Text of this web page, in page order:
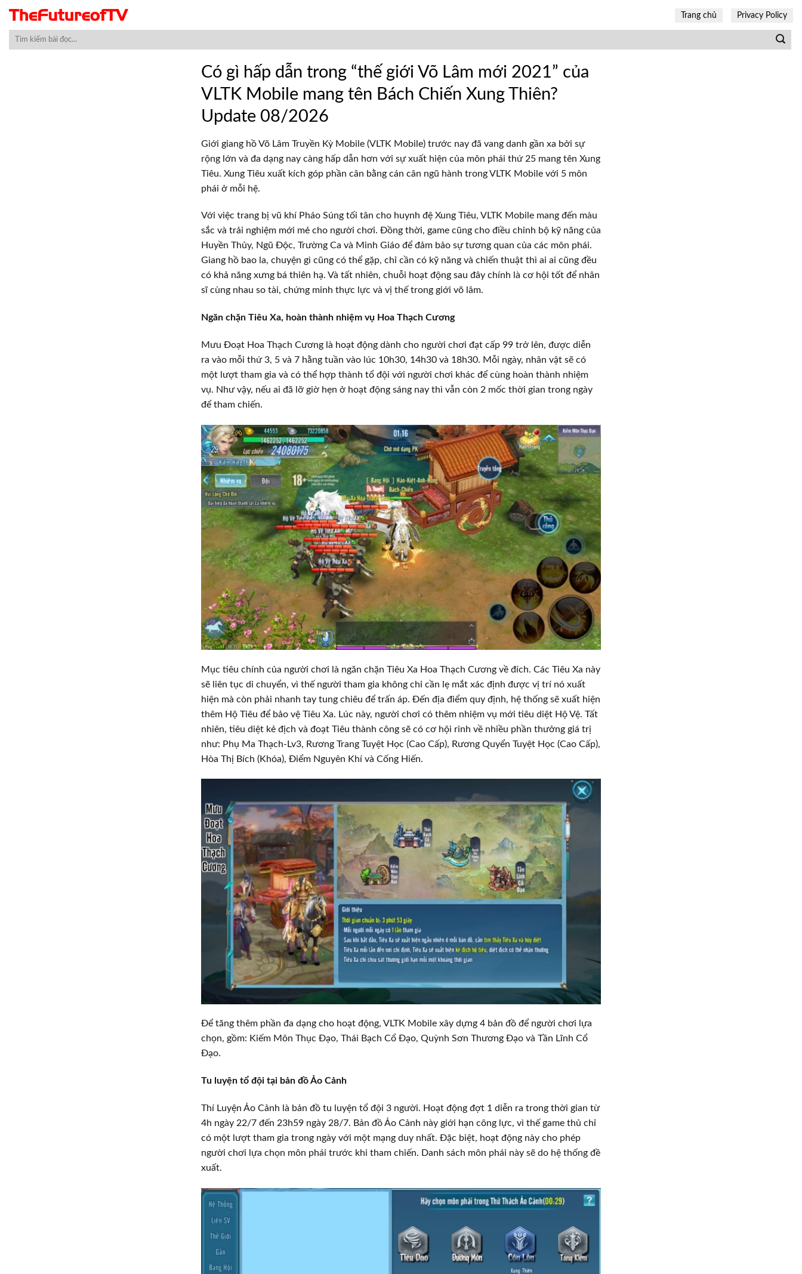
Skip
content
Trang chủ Privacy Policy
Có gì hấp dẫn trong “thế giới Võ Lâm mới 2021” của
VLTK Mobile mang tên Bách Chiến Xung Thiên?
Update 08/2026
Giới giang hồ Võ Lâm Truyền Kỳ Mobile (VLTK Mobile) trước nay đã vang danh gần xa bởi sự
rộng lớn và đa dạng nay càng hấp dẫn hơn với sự xuất hiện của môn phái thứ 25 mang tên Xung
Tiêu. Xung Tiêu xuất kích góp phần cân bằng cán cân ngũ hành trong VLTK Mobile với 5 môn
phái ở mỗi hệ.
Với việc trang bị vũ khí Pháo Súng tối tân cho huynh đệ Xung Tiêu, VLTK Mobile mang đến màu
sắc và trải nghiệm mới mẻ cho người chơi. Đồng thời, game cũng cho điều chỉnh bộ kỹ năng của
Huyền Thủy, Ngũ Độc, Trường Ca và Minh Giáo để đảm bảo sự tương quan của các môn phái.
Giang hồ bao la, chuyện gì cũng có thể gặp, chỉ cần có kỹ năng và chiến thuật thì ai ai cũng đều
có khả năng xưng bá thiên hạ. Và tất nhiên, chuỗi hoạt động sau đây chính là cơ hội tốt để nhân
sĩ cùng nhau so tài, chứng minh thực lực và vị thế trong giới võ lâm.
Ngăn chặn Tiêu Xa, hoàn thành nhiệm vụ Hoa Thạch Cương
Mưu Đoạt Hoa Thạch Cương là hoạt động dành cho người chơi đạt cấp 99 trở lên, được diễn
ra vào mỗi thứ 3, 5 và 7 hằng tuần vào lúc 10h30, 14h30 và 18h30. Mỗi ngày, nhân vật sẽ có
một lượt tham gia và có thể hợp thành tổ đội với người chơi khác để cùng hoàn thành nhiệm
vụ. Như vậy, nếu ai đã lỡ giờ hẹn ở hoạt động sáng nay thì vẫn còn 2 mốc thời gian trong ngày
để tham chiến.
Mục tiêu chính của người chơi là ngăn chặn Tiêu Xa Hoa Thạch Cương về đích. Các Tiêu Xa này
sẽ liên tục di chuyển, vì thế người tham gia không chỉ cần lẹ mắt xác định được vị trí nó xuất
hiện mà còn phải nhanh tay tung chiêu để trấn áp. Đến địa điểm quy định, hệ thống sẽ xuất hiện
thêm Hộ Tiêu để bảo vệ Tiêu Xa. Lúc này, người chơi có thêm nhiệm vụ mới tiêu diệt Hộ Vệ. Tất
nhiên, tiêu diệt kẻ địch và đoạt Tiêu thành công sẽ có cơ hội rinh về nhiều phần thưởng giá trị
như: Phụ Ma Thạch-Lv3, Rương Trang Tuyệt Học (Cao Cấp), Rương Quyển Tuyệt Học (Cao Cấp),
Hòa Thị Bích (Khóa), Điểm Nguyên Khí và Cống Hiến.
Để tăng thêm phần đa dạng cho hoạt động, VLTK Mobile xây dựng 4 bản đồ để người chơi lựa
chọn, gồm: Kiếm Môn Thục Đạo, Thái Bạch Cổ Đạo, Quỳnh Sơn Thương Đạo và Tần Lĩnh Cổ
Đạo.
Tu luyện tổ đội tại bản đồ Ảo Cảnh
Thí Luyện Ảo Cảnh là bản đồ tu luyện tổ đội 3 người. Hoạt động đợt 1 diễn ra trong thời gian từ
4h ngày 22/7 đến 23h59 ngày 28/7. Bản đồ Ảo Cảnh này giới hạn công lực, vì thế game thủ chỉ
có một lượt tham gia trong ngày với một mạng duy nhất. Đặc biệt, hoạt động này cho phép
người chơi lựa chọn môn phái trước khi tham chiến. Danh sách môn phái này sẽ do hệ thống đề
xuất.